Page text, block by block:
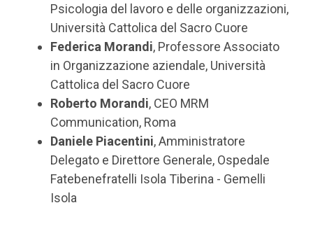
Psicologia del lavoro e delle organizzazioni,
Università Cattolica del Sacro Cuore
Federica Morandi, Professore Associato
in Organizzazione aziendale, Università
Cattolica del Sacro Cuore
Roberto Morandi, CEO MRM
Communication, Roma
Daniele Piacentini, Amministratore
Delegato e Direttore Generale, Ospedale
Fatebenefratelli Isola Tiberina - Gemelli
Isola